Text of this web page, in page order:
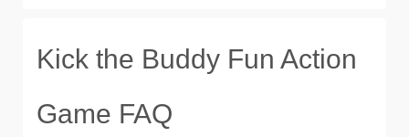
Kick the Buddy Fun Action
Game FAQ